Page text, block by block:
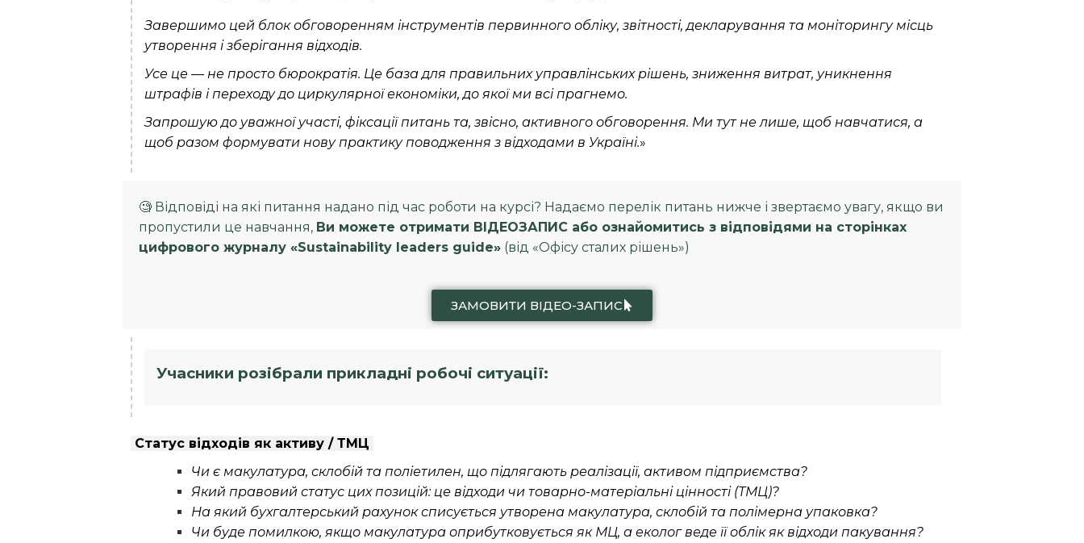
Завершимо цей блок обговоренням інструментів первинного обліку, звітності, декларування та моніторингу місць
утворення і зберігання відходів.
Усе це — не просто бюрократія. Це база для правильних управлінських рішень, зниження витрат, уникнення
штрафів і переходу до циркулярної економіки, до якої ми всі прагнемо.
Запрошую до уважної участі, фіксації питань та, звісно, активного обговорення. Ми тут не лише, щоб навчатися, а
щоб разом формувати нову практику поводження з відходами в Україні.»
🧐 Відповіді на які питання надано під час роботи на курсі? Надаємо перелік питань нижче і звертаємо увагу, якщо ви
пропустили це навчання, Ви можете отримати ВІДЕОЗАПИС або ознайомитись з відповідями на сторінках
цифрового журналу «Sustainability leaders guide» (від «Офісу сталих рішень»)
ЗАМОВИТИ ВІДЕО-ЗАПИС
Учасники розібрали прикладні робочі ситуації:
Статус відходів як активу / ТМЦ
Чи є макулатура, склобій та поліетилен, що підлягають реалізації, активом підприємства?
Який правовий статус цих позицій: це відходи чи товарно-матеріальні цінності (ТМЦ)?
На який бухгалтерський рахунок списується утворена макулатура, склобій та полімерна упаковка?
Чи буде помилкою, якщо макулатура оприбутковується як МЦ, а еколог веде її облік як відходи пакування?